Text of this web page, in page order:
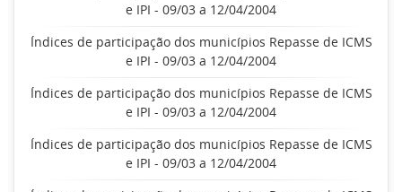
e IPI - 09/03 a 12/04/2004
Índices de participação dos municípios Repasse de ICMS
e IPI - 09/03 a 12/04/2004
Índices de participação dos municípios Repasse de ICMS
e IPI - 09/03 a 12/04/2004
Índices de participação dos municípios Repasse de ICMS
e IPI - 09/03 a 12/04/2004